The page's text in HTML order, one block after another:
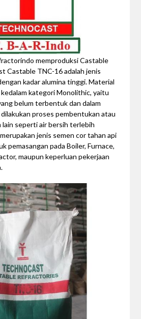
memproduksi Castable
Castable TNC-16 adalah jenis
kadar alumina tinggi. Material
kategori Monolithic, yaitu
belum terbentuk dan dalam
proses pembentukan atau
lain seperti air bersih terlebih
jenis semen cor tahan api
pemasangan pada Boiler, Furnace,
maupun keperluan pekerjaan